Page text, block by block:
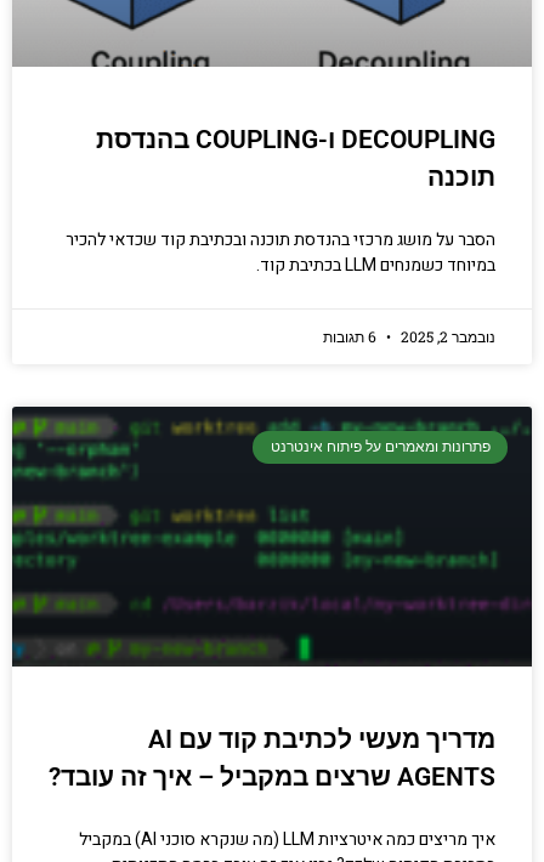
DECOUPLING ו-COUPLING בהנדסת
תוכנה
הסבר על מושג מרכזי בהנדסת תוכנה ובכתיבת קוד שכדאי להכיר
במיוחד כשמנחים LLM בכתיבת קוד.
נובמבר 2, 2025
פתרונות ומאמרים על פיתוח אינטרנט
מדריך מעשי לכתיבת קוד עם AI
AGENTS שרצים במקביל – איך זה עובד?
איך מריצים כמה איטרציות LLM (מה שנקרא סוכני AI) במקביל